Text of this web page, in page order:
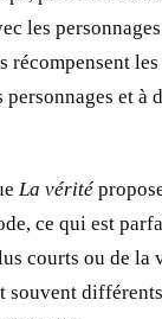
les
récompensent
et à
La vérité
ce qui est
courts ou de la
souvent